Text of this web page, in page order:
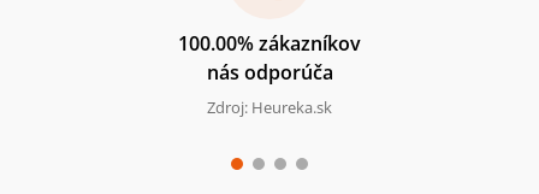
100.00% zákazníkov
nás odporúča
Zdroj: Heureka.sk